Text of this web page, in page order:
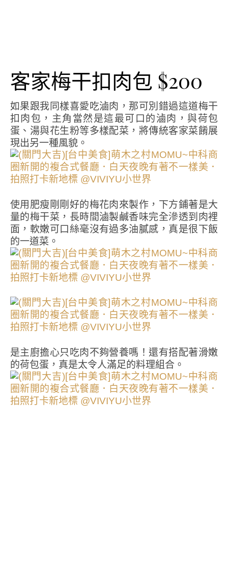
客家梅干扣肉包 $200
如果跟我同樣喜愛吃滷肉，那可別錯過這道梅干
扣肉包，主角當然是這最可口的滷肉，與荷包
蛋、湯與花生粉等多樣配菜，將傳統客家菜餚展
現出另一種風貌。
使用肥瘦剛剛好的梅花肉來製作，下方鋪著是大
量的梅干菜，長時間滷製鹹香味完全滲透到肉裡
面，軟嫩可口絲毫沒有過多油膩感，真是很下飯
的一道菜。
是主廚擔心只吃肉不夠營養嗎！還有搭配著滑嫩
的荷包蛋，真是太令人滿足的料理組合。